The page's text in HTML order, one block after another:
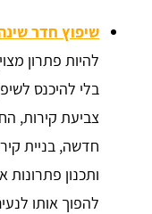
שיפוץ חדר
להיות פתרון
בלי להיכנס
צביעת קירות,
חדשה, בניית
ותכנון פתרונות
להפוך אותו